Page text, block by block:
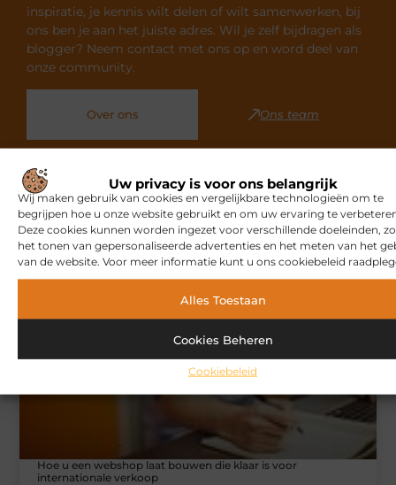
Uw privacy is voor ons belangrijk
Wij maken gebruik van cookies en vergelijkbare technologieën om te
begrijpen hoe u onze website gebruikt en om uw ervaring te
Deze cookies kunnen worden ingezet voor verschillende doeleinden,
het tonen van gepersonaliseerde advertenties en het meten van het
van de website. Voor meer informatie kunt u ons cookiebeleid
Alles Toestaan
Cookies Beheren
Cookiebeleid
inspiratie, je kennis wilt delen of wilt samenwerken, bij
ons ben je aan het juiste adres. Wil je zelf bijdragen als
blogger? Neem contact met ons op en word deel van
onze community.
Over ons Ons team
Gerelateerde artikelendie u
mogelijk interesseren
Hoe u een webshop laat bouwen die klaar is voor
internationale verkoop